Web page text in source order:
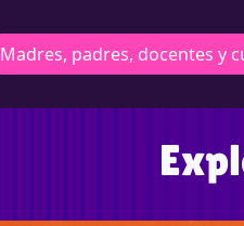
Madres, padres, docentes y